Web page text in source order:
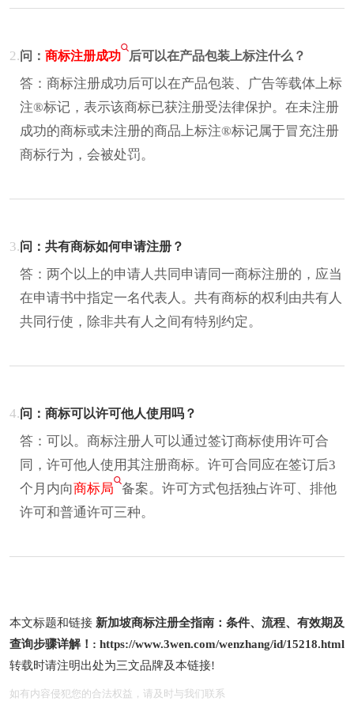
2.问： 商标注册成功 后可以在产品包装上标注什么？
答：商标注册成功后可以在产品包装、广告等载体上标
注®标记，表示该商标已获注册受法律保护。在未注册
成功的商标或未注册的商品上标注®标记属于冒充注册
商标行为，会被处罚。
3.问：共有商标如何申请注册？
答：两个以上的申请人共同申请同一商标注册的，应当
在申请书中指定一名代表人。共有商标的权利由共有人
共同行使，除非共有人之间有特别约定。
4.问：商标可以许可他人使用吗？
答：可以。商标注册人可以通过签订商标使用许可合
同，许可他人使用其注册商标。许可合同应在签订后3
个月内向商标局 备案。许可方式包括独占许可、排他
许可和普通许可三种。
本文标题和链接 新加坡商标注册全指南：条件、流程、有效期及
查询步骤详解！: https://www.3wen.com/wenzhang/id/15218.html
转载时请注明出处为三文品牌及本链接!
如有内容侵犯您的合法权益，请及时与我们联系